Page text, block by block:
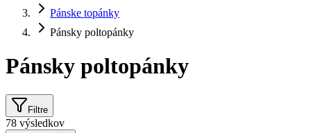
Pánske topánky
Pánsky poltopánky
Pánsky poltopánky
Filtre
78 výsledkov